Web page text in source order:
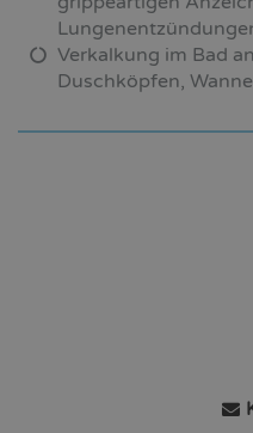
Verkalkung im Bad
Duschköpfen,